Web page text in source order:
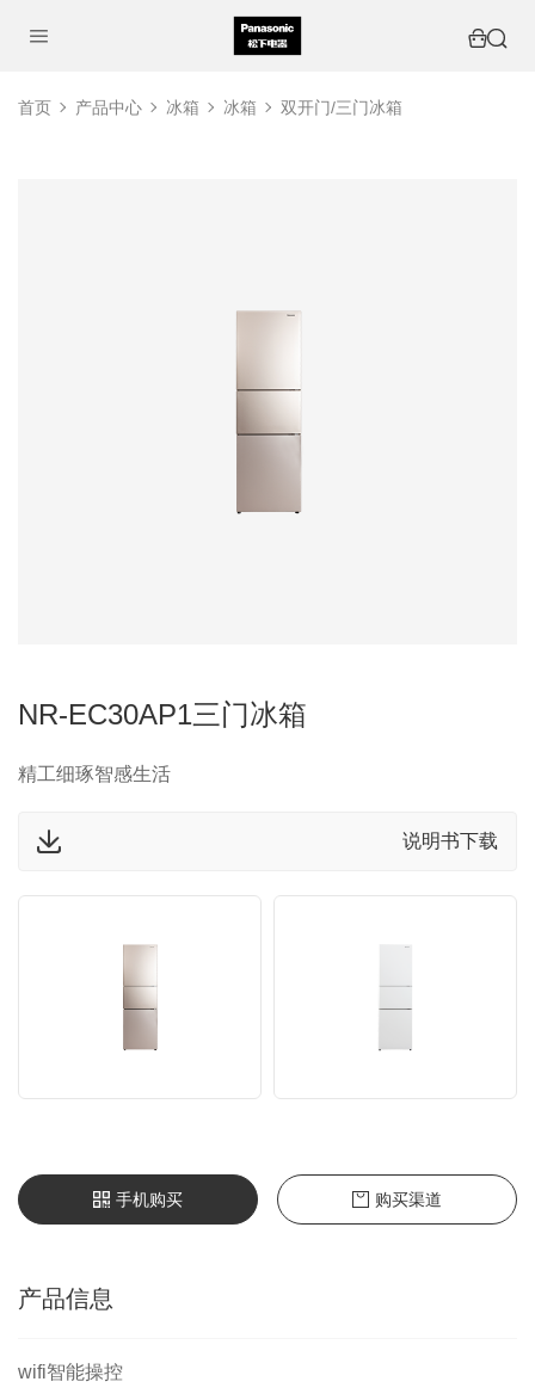
首页 产品中心 冰箱 冰箱 双开门/三门冰箱
NR-EC30AP1三门冰箱
精工细琢智感生活
说明书下载
手机购买 购买渠道
产品信息
wifi智能操控